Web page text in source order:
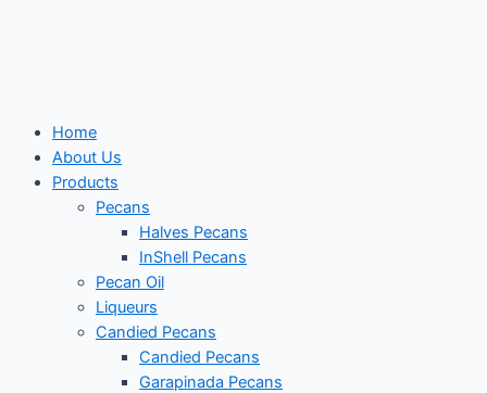
Home
About Us
Products
Pecans
Halves Pecans
InShell Pecans
Pecan Oil
Liqueurs
Candied Pecans
Candied Pecans
Garapinada Pecans